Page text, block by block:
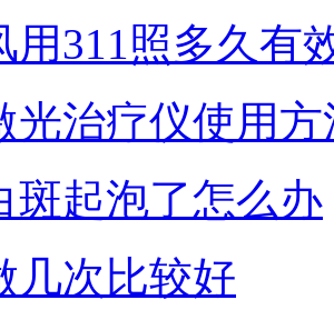
用311照多久有
光治疗仪使用方
斑起泡了怎么办
几次比较好